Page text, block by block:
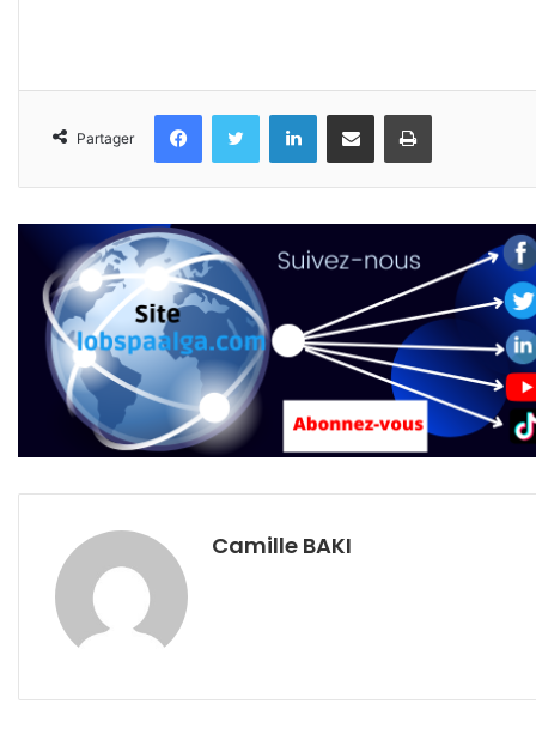
Partager
FacebookTwitter LinkedinPartager par email Imprimer
Camille BAKI